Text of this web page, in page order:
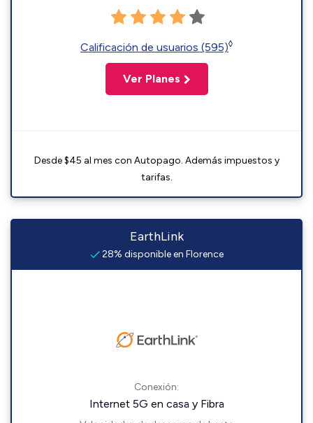
Calificación de usuarios (595)◊
Ver Planes
Desde $45 al mes con Autopago. Además impuestos y
tarifas.
EarthLink
28% disponible en Florence
Conexión:
Internet 5G en casa y Fibra